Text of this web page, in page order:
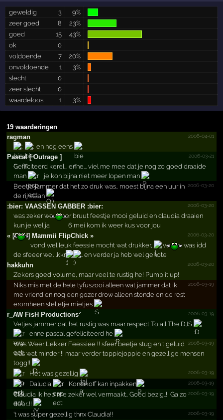
geweldig 3
9%
zeer goed
8
23%
goed
15
43%
ok
0
voldoende
7
20%
onvoldoende
1
3%
slecht
0
zeer slecht
0
waardeloos
1 3%
19 waarderingen
ragman
2006-04-01
en nog eens
Pascal [ Outrage ]
2006-03-21
Gefliciteerd kerel... enne... viel me mee dat je nog zo goed draaide
man
je kon bijna niet meer lopen man
2006-03-20
Beetje jammer dat het zo druk was.. moest bijna een uur in
de rij staan
:bier: VAASSEN GABBER :bier:
2006-03-20
was zeker wel weer bruut feestje mooi geluid en claudia draaien
kun je wel ja
6 mei kom ik weer kus voor jou
« [GFH] Mammii FlipChick »
2006-03-20
vond wel leuk feessie mocht wat drukker,,
verder was idd
de sfeeer wel lkkr
.. en verder ja heb wel genote
hakkuhn
2006-03-20
Zekers goed volume, maar veel te rustig he! Pump it up!
2006-03-19
Niks mis met de hele tyfuszooi alleen wat jammer dat ik
me vriend en nog een gozer drow alleen stonde en de rest
eromheen stelletje mietjes
r_­AW FisH Produc­tions²
2006-03-19
Vetjes jammer dat het rustig was maar respect To all The DJS
enne pascal gefeliciteerd he
2006-03-19
Was Weer Lekker Feessiee !! sfeer beetje stug en t geluid
was wat minder !! maar verder toppiejoppie en gezellige mensen
togg!!
2006-03-19
Het was gezellig
2006-03-19
Dalucia Korsakoff kan inpakken
2006-03-19
Claudia ik heb me zeker wel vermaakt.. Goed bezig..!! Ga zo
door..!!
2006-03-19
't was super gezellig thnx Claudia!!